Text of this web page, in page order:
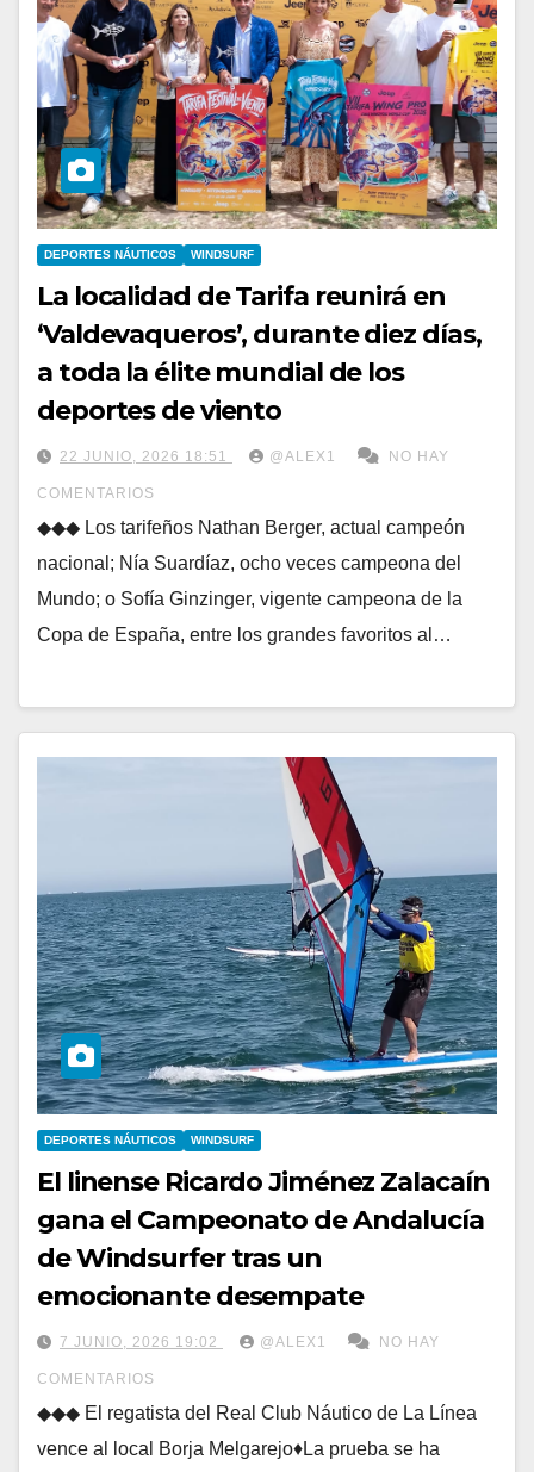
DEPORTES NÁUTICOS WINDSURF
La localidad de Tarifa reunirá en
‘Valdevaqueros’, durante diez días,
a toda la élite mundial de los
deportes de viento
22 JUNIO, 2026 18:51 @ALEX1 NO HAY
COMENTARIOS
◆◆◆ Los tarifeños Nathan Berger, actual campeón
nacional; Nía Suardíaz, ocho veces campeona del
Mundo; o Sofía Ginzinger, vigente campeona de la
Copa de España, entre los grandes favoritos al…
DEPORTES NÁUTICOS WINDSURF
El linense Ricardo Jiménez Zalacaín
gana el Campeonato de Andalucía
de Windsurfer tras un
emocionante desempate
7 JUNIO, 2026 19:02 @ALEX1 NO HAY
COMENTARIOS
◆◆◆ El regatista del Real Club Náutico de La Línea
vence al local Borja Melgarejo♦La prueba se ha